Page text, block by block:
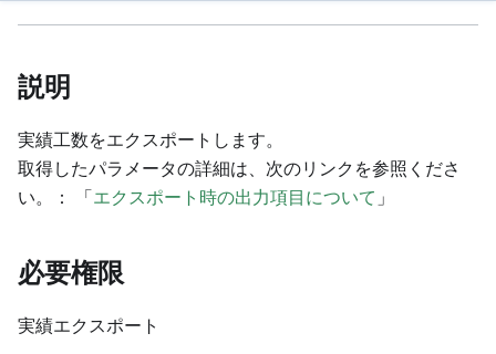
説明
実績工数をエクスポートします。
取得したパラメータの詳細は、次のリンクを参照くださ
い。： 「エクスポート時の出力項目について 」
必要権限
実績エクスポート